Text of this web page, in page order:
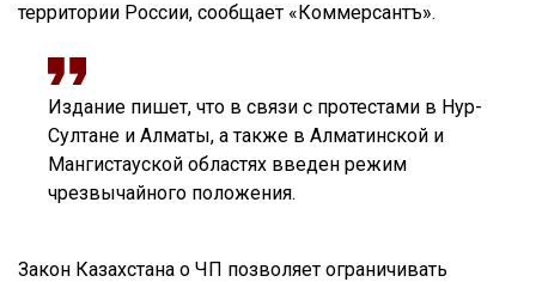
территории России, сообщает «Коммерсантъ».
Издание пишет, что в связи с протестами в Нур-
Султане и Алматы, а также в Алматинской и
Мангистауской областях введен режим
чрезвычайного положения.
Закон Казахстана о ЧП позволяет ограничивать